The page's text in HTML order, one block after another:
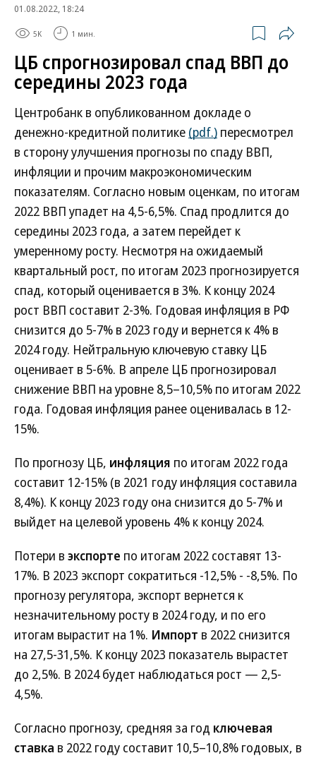
01.08.2022, 18:24
5K 1 мин.
ЦБ спрогнозировал спад ВВП до
середины 2023 года
Центробанк в опубликованном докладе о
денежно-кредитной политике (pdf.) пересмотрел
в сторону улучшения прогнозы по спаду ВВП,
инфляции и прочим макроэкономическим
показателям. Согласно новым оценкам, по итогам
2022 ВВП упадет на 4,5-6,5%. Спад продлится до
середины 2023 года, а затем перейдет к
умеренному росту. Несмотря на ожидаемый
квартальный рост, по итогам 2023 прогнозируется
спад, который оценивается в 3%. К концу 2024
рост ВВП составит 2-3%. Годовая инфляция в РФ
снизится до 5-7% в 2023 году и вернется к 4% в
2024 году. Нейтральную ключевую ставку ЦБ
оценивает в 5-6%. В апреле ЦБ прогнозировал
снижение ВВП на уровне 8,5–10,5% по итогам 2022
года. Годовая инфляция ранее оценивалась в 12-
15%.
По прогнозу ЦБ, инфляция по итогам 2022 года
составит 12-15% (в 2021 году инфляция составила
8,4%). К концу 2023 году она снизится до 5-7% и
выйдет на целевой уровень 4% к концу 2024.
Потери в экспорте по итогам 2022 составят 13-
17%. В 2023 экспорт сократиться -12,5% - -8,5%. По
прогнозу регулятора, экспорт вернется к
незначительному росту в 2024 году, и по его
итогам вырастит на 1%. Импорт в 2022 снизится
на 27,5-31,5%. К концу 2023 показатель вырастет
до 2,5%. В 2024 будет наблюдаться рост — 2,5-
4,5%.
Согласно прогнозу, средняя за год ключевая
ставка в 2022 году составит 10,5–10,8% годовых, в